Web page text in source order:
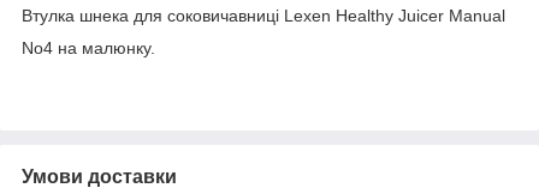
Втулка шнека для соковичавниці Lexen Healthy Juicer Manual
No4 на малюнку.
Умови доставки